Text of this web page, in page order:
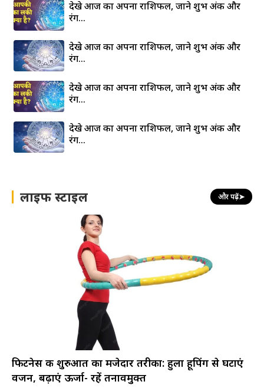
देखे आज का अपना राशिफल, जाने शुभ अंक और
रंग…
देखे आज का अपना राशिफल, जाने शुभ अंक और
रंग…
देखे आज का अपना राशिफल, जाने शुभ अंक और
रंग…
देखे आज का अपना राशिफल, जाने शुभ अंक और
रंग…
लाइफ स्टाइल और पढ़ें➤
फिटनेस की शुरुआत का मजेदार तरीका: हुला हूपिंग से घटाएं
वजन, बढ़ाएं ऊर्जा- रहें तनावमुक्त